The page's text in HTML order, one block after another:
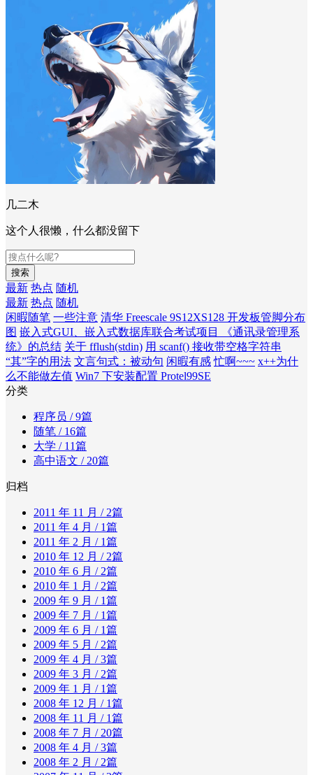
几二木
这个人很懒，什么都没留下
搜索
最新 热点 随机
最新 热点 随机
闲暇随笔 一些注意 清华 Freescale 9S12XS128 开发板管脚分布
图 嵌入式GUI、嵌入式数据库联合考试项目 《通讯录管理系
统》的总结 关于 fflush(stdin) 用 scanf() 接收带空格字符串
“其”字的用法 文言句式：被动句 闲暇有感 忙啊~~~ x++为什
么不能做左值 Win7 下安装配置 Protel99SE
分类
程序员 / 9篇
随笔 / 16篇
大学 / 11篇
高中语文 / 20篇
归档
2011 年 11 月 / 2篇
2011 年 4 月 / 1篇
2011 年 2 月 / 1篇
2010 年 12 月 / 2篇
2010 年 6 月 / 2篇
2010 年 1 月 / 2篇
2009 年 9 月 / 1篇
2009 年 7 月 / 1篇
2009 年 6 月 / 1篇
2009 年 5 月 / 2篇
2009 年 4 月 / 3篇
2009 年 3 月 / 2篇
2009 年 1 月 / 1篇
2008 年 12 月 / 1篇
2008 年 11 月 / 1篇
2008 年 7 月 / 20篇
2008 年 4 月 / 3篇
2008 年 2 月 / 2篇